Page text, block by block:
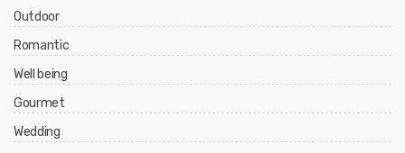
Outdoor
Romantic
Well being
Gourmet
Wedding